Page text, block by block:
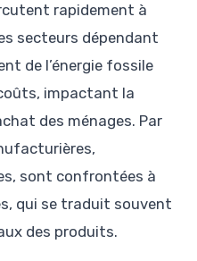
rapidement à
secteurs dépendant
de l’énergie fossile
impactant la
des ménages. Par
sont confrontées à
qui se traduit souvent
des produits.